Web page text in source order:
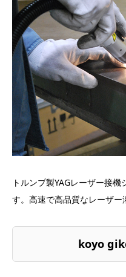
トルンプ製YAGレーザー接
す。高速で高品質なレーザー
koyo